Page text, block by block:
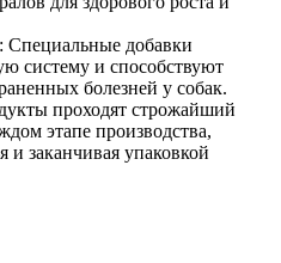
добавки
систему и способствуют
болезней у собак.
проходят строжайший
этапе производства,
и заканчивая упаковкой